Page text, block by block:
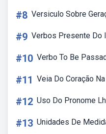
#8 Versiculo Sobre
#9 Verbos Presente Do
#10 Verbo To Be
#11 Veia Do Coração
#12 Uso Do Pronome
#13 Unidades De